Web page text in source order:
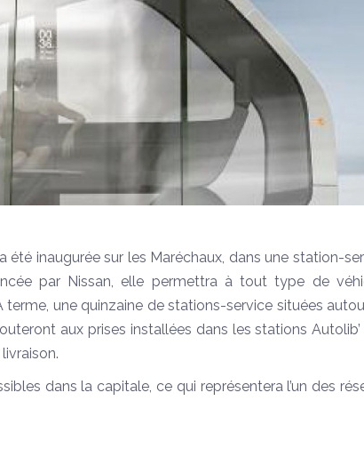
inaugurée sur les Maréchaux, dans une station-
par Nissan, elle permettra à tout type de
une quinzaine de stations-service situées
aux prises installées dans les stations
dans la capitale, ce qui représentera l’un des